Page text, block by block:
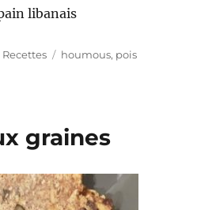
libanais
Recettes Étiquettes
houmous, pois
graines